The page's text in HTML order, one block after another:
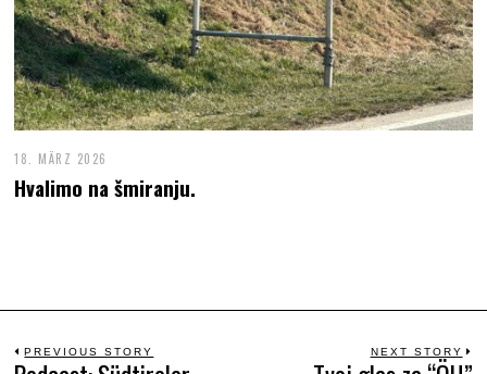
18. MÄRZ 2026
Hvalimo na šmiranju.
PREVIOUS STORY NEXT STORY